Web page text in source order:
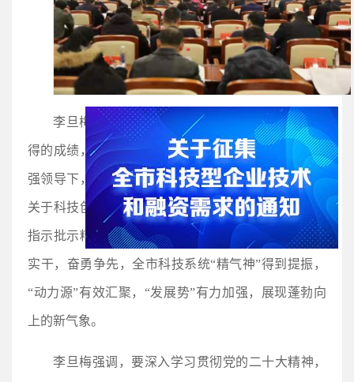
李旦梅充分肯定了过去一年全市科技创新工作取
得的成绩，她指出，过去一年，在市委、市政府的坚
强领导下，全市科技系统深入贯彻落实习近平总书记
关于科技创新工作的重要论述和对湖南重要讲话重要
指示批示精神，凝聚共识共为，振奋信心决心，真抓
实干，奋勇争先，全市科技系统“精气神”得到提振，
“动力源”有效汇聚，“发展势”有力加强，展现蓬勃向
上的新气象。
李旦梅强调，要深入学习贯彻党的二十大精神，